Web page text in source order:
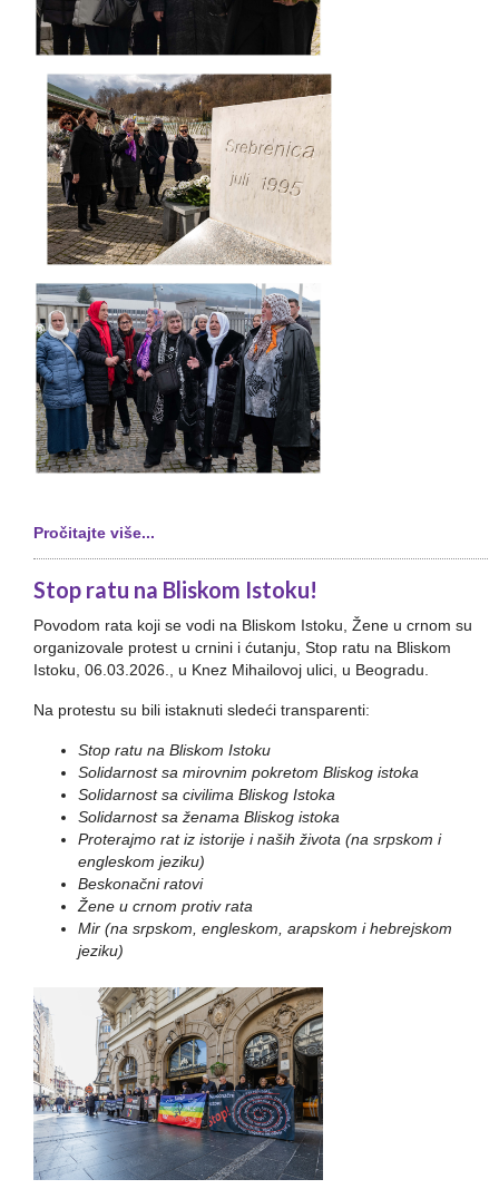
Pročitajte više...
Stop ratu na Bliskom Istoku!
Povodom rata koji se vodi na Bliskom Istoku, Žene u crnom su
organizovale protest u crnini i ćutanju, Stop ratu na Bliskom
Istoku, 06.03.2026., u Knez Mihailovoj ulici, u Beogradu.
Na protestu su bili istaknuti sledeći transparenti:
Stop ratu na Bliskom Istoku
Solidarnost sa mirovnim pokretom Bliskog istoka
Solidarnost sa civilima Bliskog Istoka
Solidarnost sa ženama Bliskog istoka
Proterajmo rat iz istorije i naših života (na srpskom i
engleskom jeziku)
Beskonačni ratovi
Žene u crnom protiv rata
Mir (na srpskom, engleskom, arapskom i hebrejskom
jeziku)